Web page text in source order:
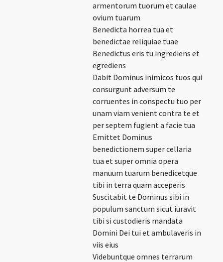
armentorum tuorum et caulae
ovium tuarum
Benedicta horrea tua et
benedictae reliquiae tuae
Benedictus eris tu ingrediens et
egrediens
Dabit Dominus inimicos tuos qui
consurgunt adversum te
corruentes in conspectu tuo per
unam viam venient contra te et
per septem fugient a facie tua
Emittet Dominus
benedictionem super cellaria
tua et super omnia opera
manuum tuarum benedicetque
tibi in terra quam acceperis
Suscitabit te Dominus sibi in
populum sanctum sicut iuravit
tibi si custodieris mandata
Domini Dei tui et ambulaveris in
viis eius
Videbuntque omnes terrarum